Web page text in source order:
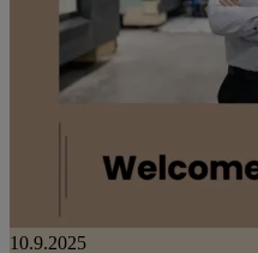
10.9.2025